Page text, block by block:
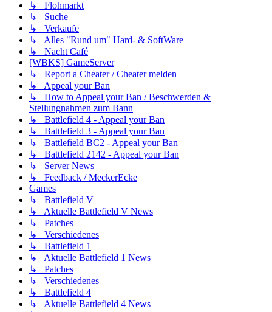
↳ Flohmarkt
↳ Suche
↳ Verkaufe
↳ Alles "Rund um" Hard- & SoftWare
↳ Nacht Café
[WBKS] GameServer
↳ Report a Cheater / Cheater melden
↳ Appeal your Ban
↳ How to Appeal your Ban / Beschwerden &
Stellungnahmen zum Bann
↳ Battlefield 4 - Appeal your Ban
↳ Battlefield 3 - Appeal your Ban
↳ Battlefield BC2 - Appeal your Ban
↳ Battlefield 2142 - Appeal your Ban
↳ Server News
↳ Feedback / MeckerEcke
Games
↳ Battlefield V
↳ Aktuelle Battlefield V News
↳ Patches
↳ Verschiedenes
↳ Battlefield 1
↳ Aktuelle Battlefield 1 News
↳ Patches
↳ Verschiedenes
↳ Battlefield 4
↳ Aktuelle Battlefield 4 News